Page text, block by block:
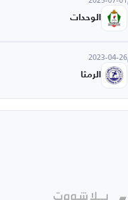
الوحدات
2023-04-26
الرمثا